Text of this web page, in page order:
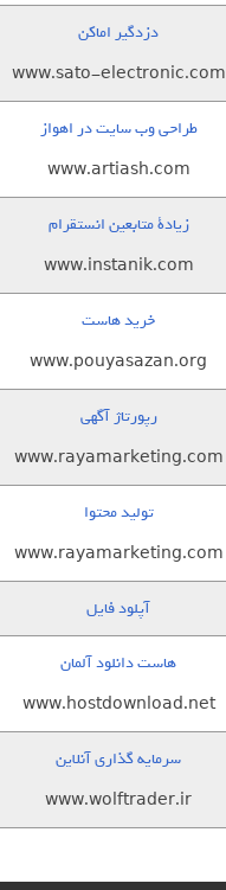
دزدگیر اماکن
www.sato-electronic.com
طراحی وب سایت در اهواز
www.artiash.com
زيادة متابعين انستقرام
www.instanik.com
خرید هاست
www.pouyasazan.org
رپورتاژ آگهی
www.rayamarketing.com
تولید محتوا
www.rayamarketing.com
آپلود فایل
هاست دانلود آلمان
www.hostdownload.net
سرمایه گذاری آنلاین
www.wolftrader.ir